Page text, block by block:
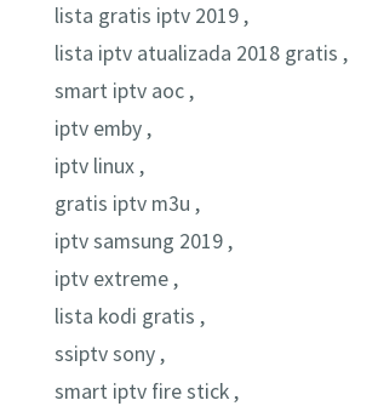
lista gratis iptv 2019 ,
lista iptv atualizada 2018 gratis ,
smart iptv aoc ,
iptv emby ,
iptv linux ,
gratis iptv m3u ,
iptv samsung 2019 ,
iptv extreme ,
lista kodi gratis ,
ssiptv sony ,
smart iptv fire stick ,